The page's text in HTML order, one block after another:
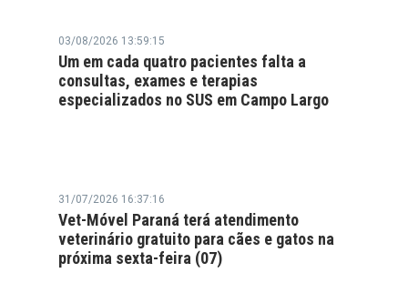
03/08/2026 13:59:15
Um em cada quatro pacientes falta a
consultas, exames e terapias
especializados no SUS em Campo Largo
31/07/2026 16:37:16
Vet-Móvel Paraná terá atendimento
veterinário gratuito para cães e gatos na
próxima sexta-feira (07)